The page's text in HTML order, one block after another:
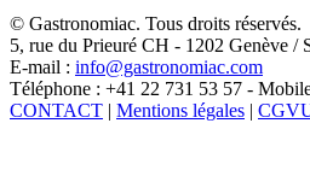
X
© Gastronomiac. Tous droits réservés.
5, rue du Prieuré CH - 1202 Genève /
E-mail : info@gastronomiac.com
Téléphone : +41 22 731 53 57 -
CONTACT | Mentions légales |